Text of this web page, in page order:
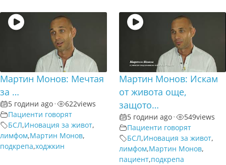
Мартин Монов: Мечтая
за …
5 години ago• 622views
Пациенти говорят
БСЛ,Иновация за живот,
лимфом,Мартин Монов,
подкрепа,ходжкин
Мартин Монов: Искам
от живота още,
защото…
5 години ago• 549views
Пациенти говорят
БСЛ,Иновация за живот,
лимфом,Мартин Монов,
пациент,подкрепа